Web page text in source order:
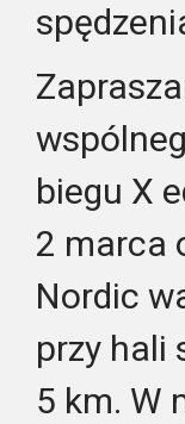
biegu X
2 marca
Nordic
przy hali
5 km. W